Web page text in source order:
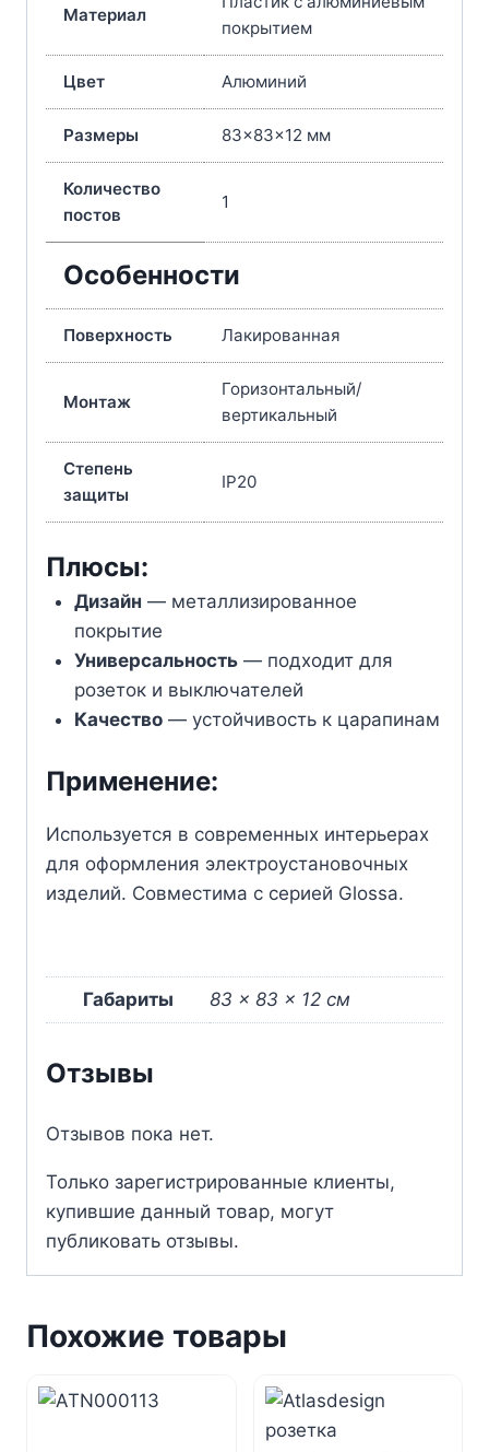
Материал
покрытием
Цвет Алюминий
Размеры 83×83×12 мм
Количество
постов
1
Особенности
Поверхность Лакированная
Монтаж
Горизонтальный/
вертикальный
Степень
защиты
IP20
Плюсы:
Дизайн — металлизированное
покрытие
Универсальность— подходит для
розеток и выключателей
Качество— устойчивость к царапинам
Применение:
Используется в современных интерьерах
для оформления электроустановочных
изделий. Совместима с серией Glossa.
Габариты 83 × 83 × 12 см
Отзывы
Отзывов пока нет.
Только зарегистрированные клиенты,
купившие данный товар, могут
публиковать отзывы.
Похожие товары